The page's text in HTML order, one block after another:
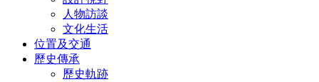
人物訪談
文化生活
位置及交通
歷史傳承
歷史軌跡